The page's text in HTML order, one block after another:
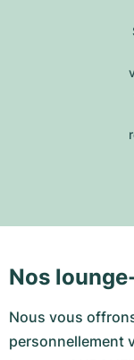
Nos
Nous vous
personnellement